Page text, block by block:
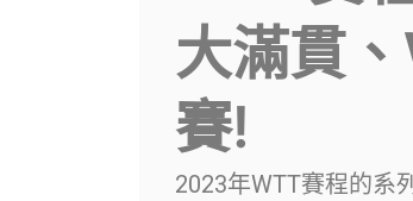
大滿貫
賽!
2023年WTT賽程的系